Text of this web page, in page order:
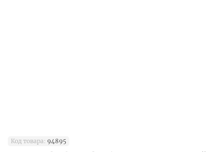
Код товара: 94895